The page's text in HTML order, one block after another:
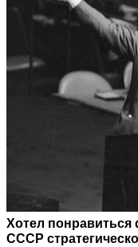
Хотел
СССР